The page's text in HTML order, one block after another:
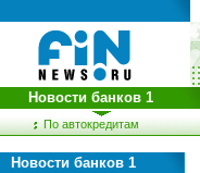
По автокредитам
Новости банков 1
Новости банков 1